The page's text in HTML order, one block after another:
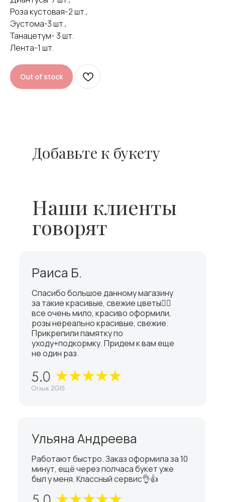
Роза кустовая-2 шт.,
Эустома-3 шт.,
Танацетум- 3 шт.
Лента-1 шт.
Out of stock
Добавьте к букету
Наши клиенты
говорят
Раиса Б.
Спасибо большое данному магазину
за такие красивые, свежие цветы👍🏼
все очень мило, красиво оформили,
розы нереально красивые, свежие.
Прикрепили памятку по
уходу+подкормку. Придем к вам еще
не один раз.
Ульяна Андреева
Работают быстро. Заказ оформила за 10
минут, ещё через полчаса букет уже
был у меня. Классный сервис👌👍